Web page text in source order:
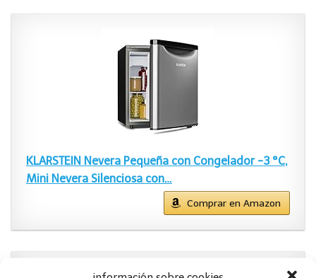
KLARSTEIN Nevera Pequeña con Congelador -3 °C,
Mini Nevera Silenciosa con…
Comprar en Amazon